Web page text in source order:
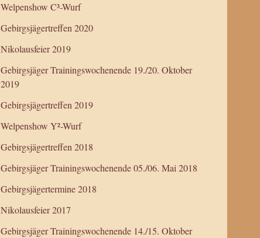
Welpenshow C³-Wurf
Gebirgsjägertreffen 2020
Nikolausfeier 2019
Gebirgsjäger Trainingswochenende 19./20. Oktober
2019
Gebirgsjägertreffen 2019
Welpenshow Y²-Wurf
Gebirgsjägertreffen 2018
Gebirgsjäger Trainingswochenende 05./06. Mai 2018
Gebirgsjägertermine 2018
Nikolausfeier 2017
Gebirgsjäger Trainingswochenende 14./15. Oktober